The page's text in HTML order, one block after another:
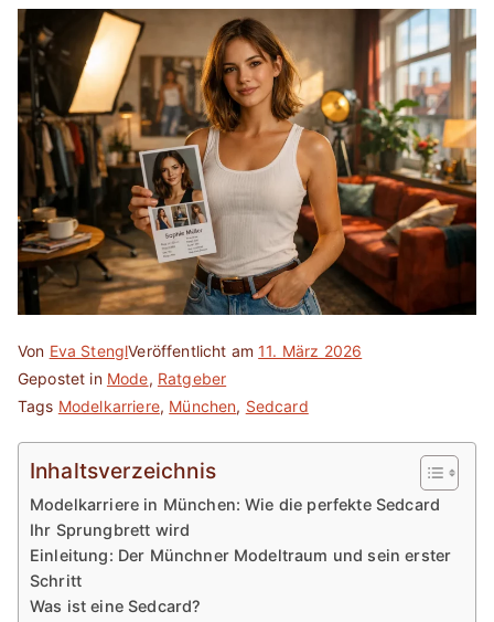
Von Eva StenglVeröffentlicht am11. März 2026
Gepostet in Mode, Ratgeber
Tags Modelkarriere, München, Sedcard
Inhaltsverzeichnis
Modelkarriere in München: Wie die perfekte Sedcard
Ihr Sprungbrett wird
Einleitung: Der Münchner Modeltraum und sein erster
Schritt
Was ist eine Sedcard?